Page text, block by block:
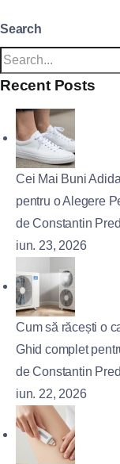
Search
Recent Posts
Cei Mai Buni
pentru o Alegere
de Constantin
iun. 23, 2026
Cum să răcești o
Ghid complet
de Constantin
iun. 22, 2026